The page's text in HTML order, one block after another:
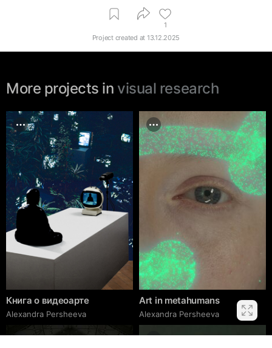
1
Project created at 13.12.2025
More projects in visual research
Книга о видеоарте
Alexandra Persheeva
Art in metahumans
Alexandra Persheeva